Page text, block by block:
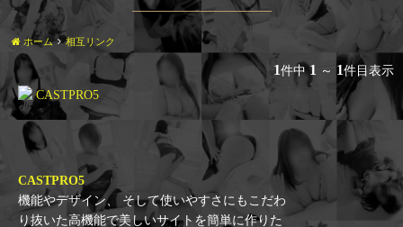
ホーム 相互リンク
1件中 1 ～ 1件目表示
CASTPRO5
機能やデザイン、 そして使いやすさにもこだわ
り抜いた高機能で美しいサイトを簡単に作りた
a
n